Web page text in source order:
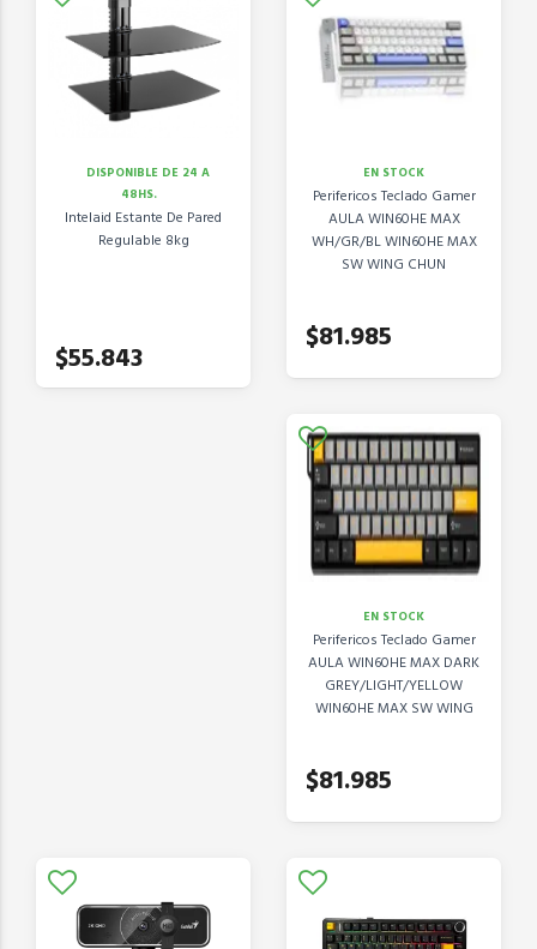
DISPONIBLE DE 24 A
48HS.
Intelaid Estante De Pared
Regulable 8kg
$55.843
EN STOCK
Perifericos Teclado Gamer
AULA WIN60HE MAX
WH/GR/BL WIN60HE MAX
SW WING CHUN
$81.985
EN STOCK
Perifericos Teclado Gamer
AULA WIN60HE MAX DARK
GREY/LIGHT/YELLOW
WIN60HE MAX SW WING
$81.985